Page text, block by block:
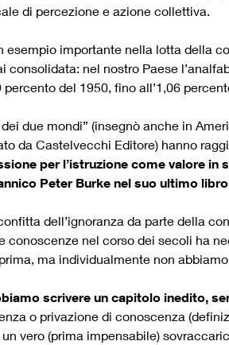
di percezione e azione collettiva.
esempio importante nella lotta della
nel nostro Paese
del 1950, fino all’1,06
due mondi” (insegnò anche in
da Castelvecchi Editore) hanno
per l’istruzione come valore
Peter Burke nel suo ultimo libro
dell’ignoranza da parte della
conoscenze nel corso dei secoli ha
ma individualmente non
scrivere un capitolo inedito,
o privazione di conoscenza
vero (prima impensabile)